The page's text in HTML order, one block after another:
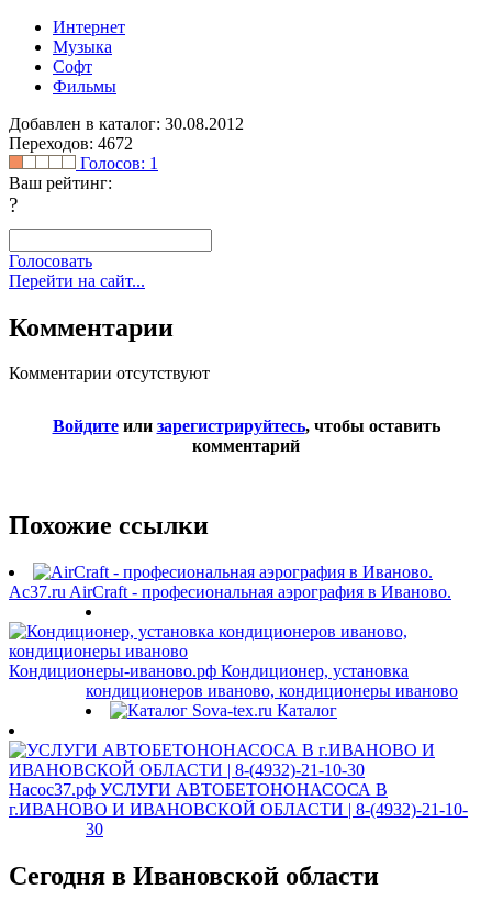
Интернет
Музыка
Софт
Фильмы
Добавлен в каталог: 30.08.2012
Переходов: 4672
Голосов: 1
Ваш рейтинг:
?
Голосовать
Перейти на сайт...
Комментарии
Комментарии отсутствуют
Войдитеили зарегистрируйтесь, чтобы оставить
комментарий
Похожие ссылки
Ac37.ru AirCraft - професиональная аэрография в Иваново.
Кондиционеры-иваново.рф Кондиционер, установка
кондиционеров иваново, кондиционеры иваново
Sova-tex.ru Каталог
Насос37.рф УСЛУГИ АВТОБЕТОНОНАСОСА В
г.ИВАНОВО И ИВАНОВСКОЙ ОБЛАСТИ | 8-(4932)-21-10-
30
Сегодня в Ивановской области